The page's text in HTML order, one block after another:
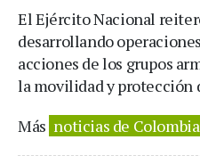
El Ejército Nacional
desarrollando
acciones de los grupos
la movilidad y protección
Más noticias de Colombia